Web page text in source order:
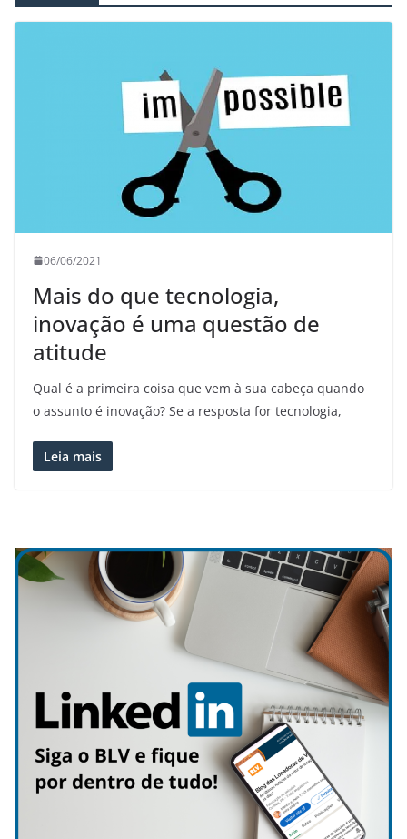
06/06/2021
Mais do que tecnologia,
inovação é uma questão de
atitude
Qual é a primeira coisa que vem à sua cabeça quando
o assunto é inovação? Se a resposta for tecnologia,
Leia mais